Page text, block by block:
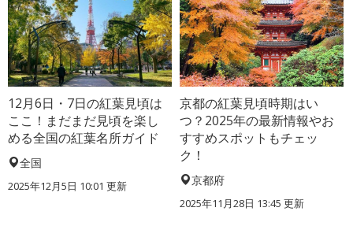
12月6日・7日の紅葉見頃は
ここ！まだまだ見頃を楽し
める全国の紅葉名所ガイド
全国
2025年12月5日 10:01 更新
京都の紅葉見頃時期はい
つ？2025年の最新情報やお
すすめスポットもチェッ
ク！
京都府
2025年11月28日 13:45 更新